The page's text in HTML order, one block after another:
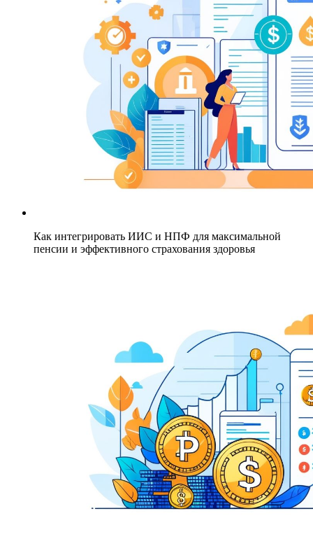
Как интегрировать ИИС и НПФ для максимальной
пенсии и эффективного страхования здоровья